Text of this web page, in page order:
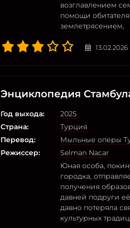
возглавлением
помощи
землетрясением,
13.02.2026
Энциклопедия
Год выхода:
2025
Страна:
Турция
Перевод:
Мыльные оперы
Режиссер:
Selman Nacar
Юная особа,
городка,
получения
давней подруги
давно потеряла
культурных